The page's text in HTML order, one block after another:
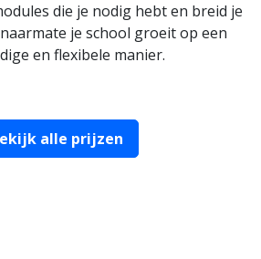
die je nodig hebt en breid je
je school groeit op een
en flexibele manier.
alle prijzen